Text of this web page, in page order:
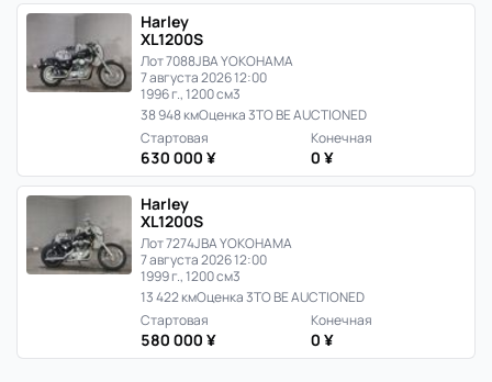
Harley
XL1200S
Лот 7088JBA YOKOHAMA
7 августа 2026 12:00
1996 г., 1200 см3
38 948 кмОценка 3TO BE AUCTIONED
Стартовая
630 000 ¥
Конечная
0 ¥
Harley
XL1200S
Лот 7274JBA YOKOHAMA
7 августа 2026 12:00
1999 г., 1200 см3
13 422 кмОценка 3TO BE AUCTIONED
Стартовая
580 000 ¥
Конечная
0 ¥